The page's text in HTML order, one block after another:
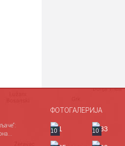
ФОТОГАЛЕРИЈА
10 10